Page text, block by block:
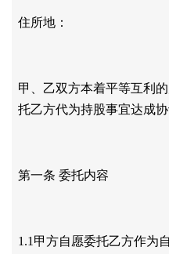
住所地：
甲、乙双方本着平等互利
托乙方代为持股事宜达成
第一条 委托内容
1.1甲方自愿委托乙方